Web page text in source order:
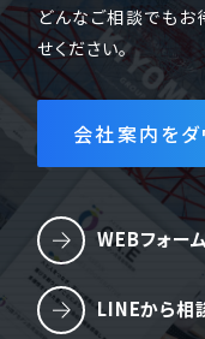
どんなご相談でもお
せください。
会社案内をダ
WEBフォー
LINEから相